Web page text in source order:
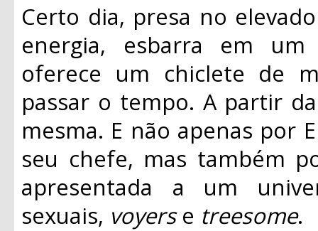
Certo dia, presa no
energia, esbarra em
oferece um chiclete de
passar o tempo. A partir
mesma. E não apenas por
seu chefe, mas também
apresentada a um
sexuais, voyerse treesome.